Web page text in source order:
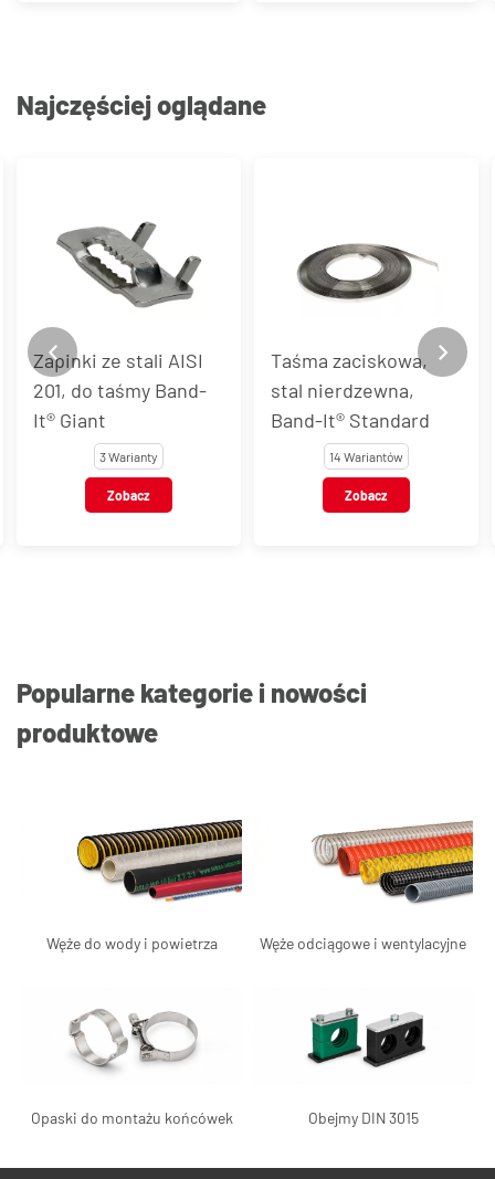
Najczęściej oglądane
Taśma zaciskowa,
stal nierdzewna,
Band-It® Standard
14 Wariantów
Zobacz
Taśma zaciskowa o
zwiększonej
wytrzymałości, stal
AISI 201, Band-It®
3 Warianty
Zobacz
Popularne kategorie i nowości
produktowe
Węże do wody i powietrza Węże odciągowe i wentylacyjne
Opaski do montażu końcówek Obejmy DIN 3015